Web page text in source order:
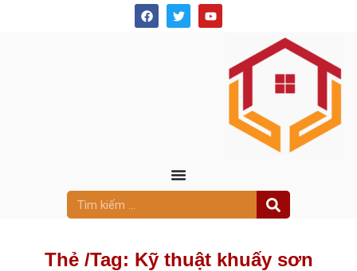
Thẻ /Tag: Kỹ thuật khuấy sơn